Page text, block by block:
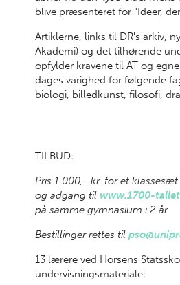
blive præsenteret for "Ideer,
Artiklerne, links til DR's arkiv,
Akademi) og det tilhørende
opfylder kravene til AT og
dages varighed for følgende
biologi, billedkunst, filosofi,
TILBUD:
Pris 1.000,- kr. for et
og adgang til www.1700-
på samme gymnasium i 2 år.
Bestillinger rettes til
13 lærere ved Horsens
undervisningsmateriale: